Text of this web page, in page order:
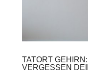
TATORT
VERGESSEN